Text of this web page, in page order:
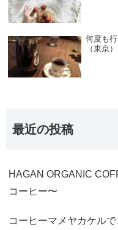
何度も
（東京）
最近の投稿
HAGAN ORGANIC
コーヒー〜
コーヒーマメヤカケル